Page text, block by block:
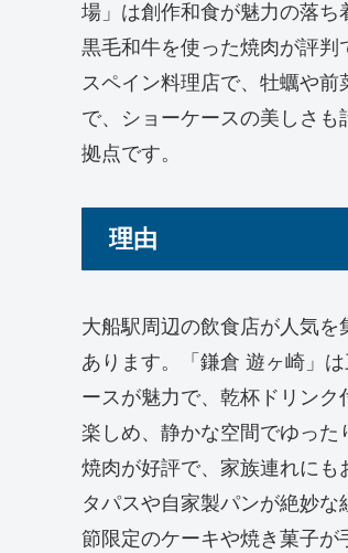
場」は創作和食が魅力の落
黒毛和牛を使った焼肉が評
スペイン料理店で、牡蠣や
で、ショーケースの美しさ
拠点です。
理由
大船駅周辺の飲食店が人気
あります。「鎌倉 遊ヶ崎」
ースが魅力で、乾杯ドリン
楽しめ、静かな空間でゆっ
焼肉が好評で、家族連れにも
タパスや自家製パンが絶妙
節限定のケーキや焼き菓子